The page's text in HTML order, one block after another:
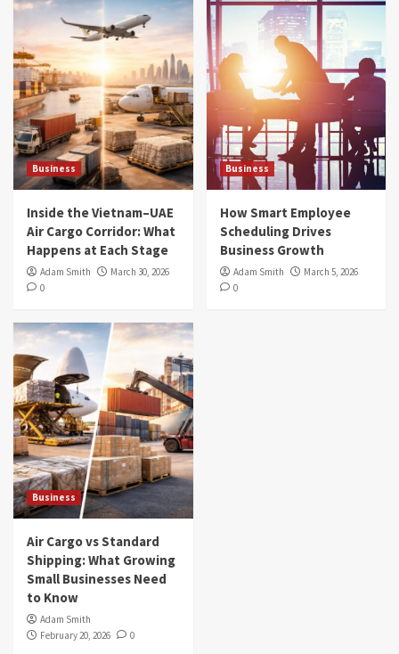
Business
Inside the Vietnam–UAE
Air Cargo Corridor: What
Happens at Each Stage
Adam Smith
March 30, 2026
0
Business
How Smart Employee
Scheduling Drives
Business Growth
Adam Smith
March 5, 2026
0
Business
Air Cargo vs Standard
Shipping: What Growing
Small Businesses Need
to Know
Adam Smith
February 20, 2026
0